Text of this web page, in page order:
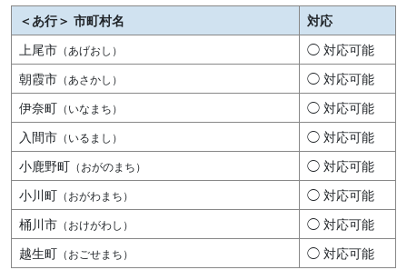
＜あ行＞ 市町村名
対応
上尾市 （あげおし）
◯ 対応可能
朝霞市 （あさかし）
◯ 対応可能
伊奈町 （いなまち）
◯ 対応可能
入間市 （いるまし）
◯ 対応可能
小鹿野町 （おがのまち）
◯ 対応可能
小川町 （おがわまち）
◯ 対応可能
桶川市 （おけがわし）
◯ 対応可能
越生町 （おごせまち） ◯ 対応可能